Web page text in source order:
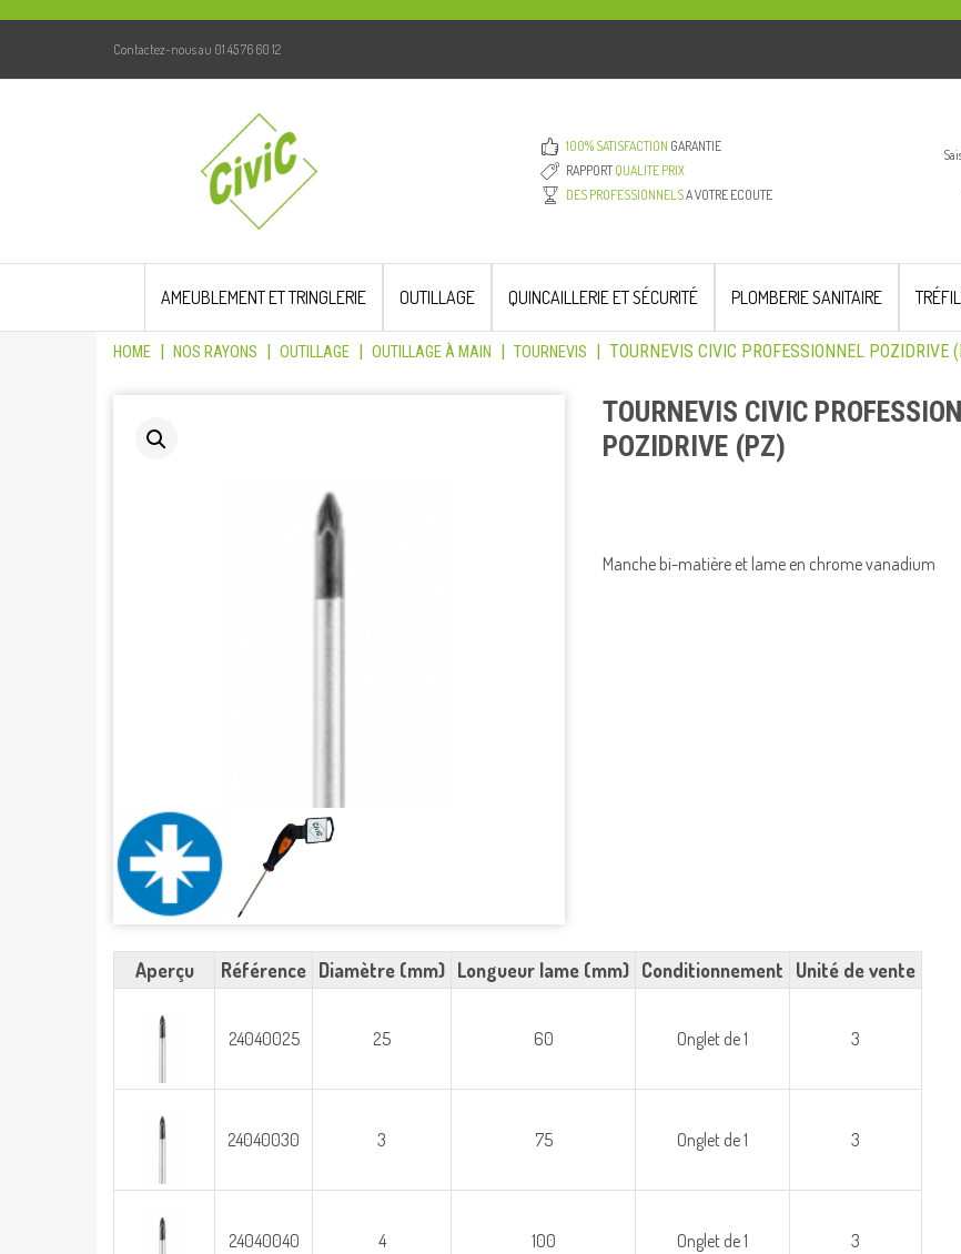
Contactez-nous au 01 45 76 60 12
100% SATISFACTION GARANTIE
RAPPORT QUALITE PRIX
DES PROFESSIONNELSA VOTRE ECOUTE
AMEUBLEMENT ET TRINGLERIE OUTILLAGE QUINCAILLERIE ET SÉCURITÉ PLOMBERIE SANITAIRE
HOME | NOS RAYONS | OUTILLAGE | OUTILLAGE À MAIN | TOURNEVIS | TOURNEVIS CIVIC PROFESSIONNEL POZIDRIVE
TOURNEVIS CIVIC
POZIDRIVE (PZ)
Manche bi-matière et lame en chrome vanadium
Aperçu Référence Diamètre (mm) Longueur lame (mm) Conditionnement Unité de vente
24040025 25 60 Onglet de 1 3
24040030 3 75 Onglet de 1 3
24040040 4 100 Onglet de 1 3